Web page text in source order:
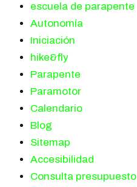
escuela de parapente
Autonomía
Iniciación
hike&fly
Parapente
Paramotor
Calendario
Blog
Sitemap
Accesibilidad
Consulta presupuesto